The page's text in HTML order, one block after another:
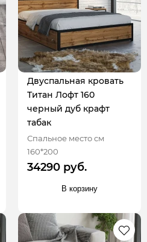
Двуспальная кровать
Титан Лофт 160
черный дуб крафт
табак
Спальное место см
160*200
34290 руб.
В корзину